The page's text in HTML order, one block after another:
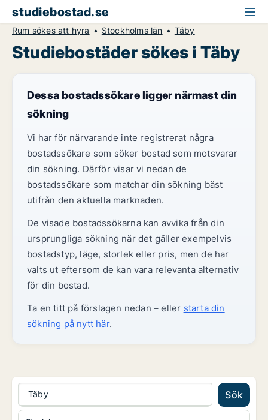
studiebostad.se
Rum sökes att hyra Stockholms län Täby
Studiebostäder sökes i Täby
Dessa bostadssökare ligger närmast din
sökning
Vi har för närvarande inte registrerat några
bostadssökare som söker bostad som motsvarar
din sökning. Därför visar vi nedan de
bostadssökare som matchar din sökning bäst
utifrån den aktuella marknaden.
De visade bostadssökarna kan avvika från din
ursprungliga sökning när det gäller exempelvis
bostadstyp, läge, storlek eller pris, men de har
valts ut eftersom de kan vara relevanta alternativ
för din bostad.
Ta en titt på förslagen nedan – eller starta din
sökning på nytt här.
Täby Sök